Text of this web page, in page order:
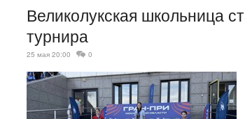
Великолукская школьница
турнира
25 мая 20:00 0